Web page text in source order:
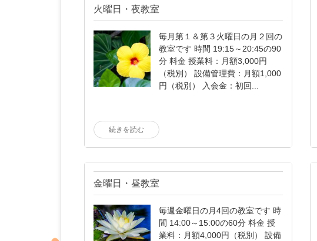
火曜日・夜教室
毎月第１＆第３火曜日の月２回の
教室です 時間 19:15～20:45の90
分 料金 授業料：月額3,000円
（税別） 設備管理費：月額1,000
円（税別） 入会金：初回...
続きを読む
金曜日・昼教室
毎週金曜日の月4回の教室です 時
間 14:00～15:00の60分 料金 授
業料：月額4,000円（税別） 設備